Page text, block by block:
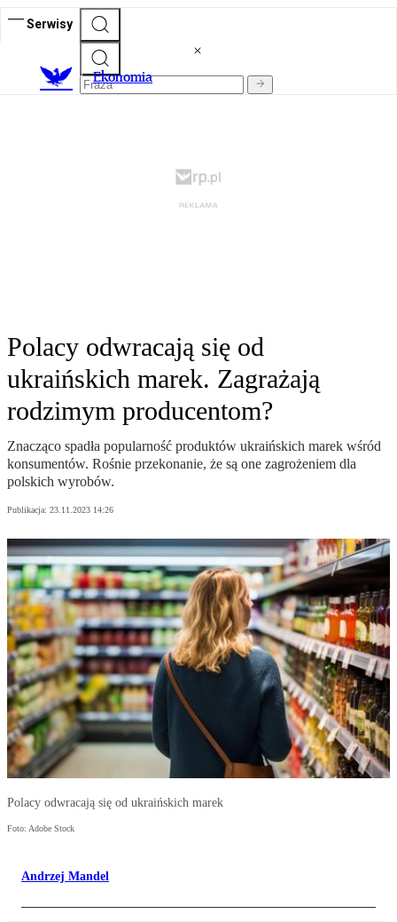
Serwisy
Ekonomia
Polacy odwracają się od
ukraińskich marek. Zagrażają
rodzimym producentom?
Znacząco spadła popularność produktów ukraińskich marek wśród
konsumentów. Rośnie przekonanie, że są one zagrożeniem dla
polskich wyrobów.
Publikacja: 23.11.2023 14:26
Polacy odwracają się od ukraińskich marek
Foto: Adobe Stock
Andrzej Mandel